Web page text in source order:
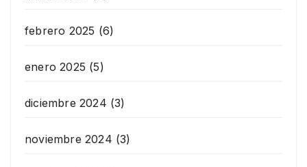
febrero 2025 (6)
enero 2025 (5)
diciembre 2024 (3)
noviembre 2024 (3)